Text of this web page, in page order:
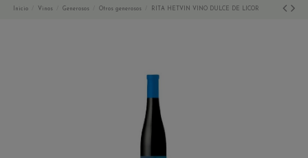
Inicio Vinos Generosos Otros generosos RITA HETVIN VINO DULCE DE LICOR